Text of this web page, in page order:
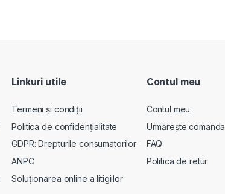
Linkuri utile
Termeni și condiții
Politica de confidențialitate
GDPR: Drepturile consumatorilor
ANPC
Soluționarea online a litigiilor
Contul meu
Contul meu
Urmărește comanda
FAQ
Politica de retur